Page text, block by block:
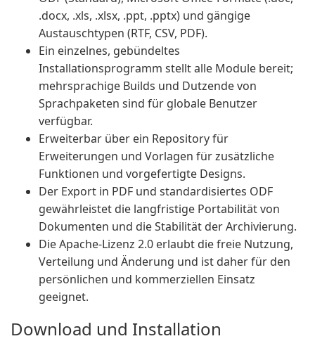
.docx, .xls, .xlsx, .ppt, .pptx) und gängige
Austauschtypen (RTF, CSV, PDF).
Ein einzelnes, gebündeltes
Installationsprogramm stellt alle Module bereit;
mehrsprachige Builds und Dutzende von
Sprachpaketen sind für globale Benutzer
verfügbar.
Erweiterbar über ein Repository für
Erweiterungen und Vorlagen für zusätzliche
Funktionen und vorgefertigte Designs.
Der Export in PDF und standardisiertes ODF
gewährleistet die langfristige Portabilität von
Dokumenten und die Stabilität der Archivierung.
Die Apache-Lizenz 2.0 erlaubt die freie Nutzung,
Verteilung und Änderung und ist daher für den
persönlichen und kommerziellen Einsatz
geeignet.
Download und Installation